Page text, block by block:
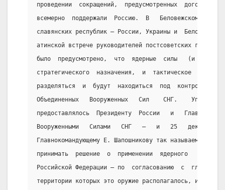
проведении  сокращений,  предусмотренных
всемерно  поддержали  Россию.  В   Беловежском
славянских республик — России, Украины и
атинской встрече руководителей постсоветских
было  предусмотрено,  что  ядерные  силы   (и   РВСН
стратегического  назначения,  и  тактическое
разделяться  и  будут  находиться  под  контролем  и
Объединенных   Вооруженных   Сил    СНГ.
предоставлялось  Президенту  России   и
Вооруженными   Силами   СНГ   —   и   25   декабря
Главнокомандующему Е. Шапошникову так называемую
принимать  решение  о  применении  ядерного   оружия
Российской Федерации — по  согласованию  с  главами
территории которых это оружие располагалось, и после